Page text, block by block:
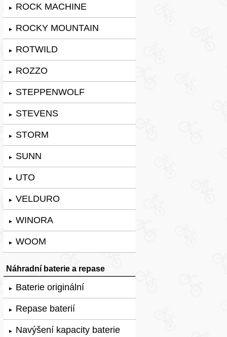
► ROCK MACHINE
► ROCKY MOUNTAIN
► ROTWILD
► ROZZO
► STEPPENWOLF
► STEVENS
► STORM
► SUNN
► UTO
► VELDURO
► WINORA
► WOOM
Náhradní baterie a repase
► Baterie originální
► Repase baterií
► Navýšení kapacity baterie